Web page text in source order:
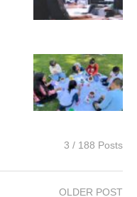
3 / 188 Posts
OLDER POST